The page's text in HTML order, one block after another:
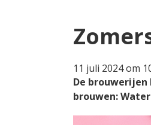
11 juli 2024 om
De brouwerijen
brouwen: